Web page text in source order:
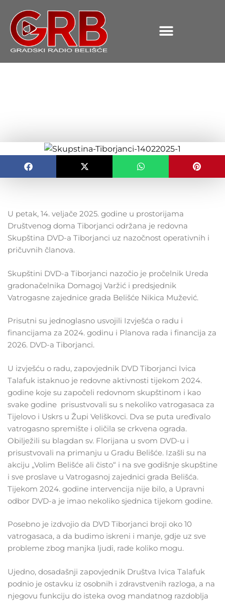
U petak, 14. veljače 2025. godine u prostorijama
Društvenog doma Tiborjanci održana je redovna
Skupština DVD-a Tiborjanci uz nazočnost operativnih i
pričuvnih članova.
Skupštini DVD-a Tiborjanci nazočio je pročelnik Ureda
gradonačelnika Domagoj Varžić i predsjednik
Vatrogasne zajednice grada Belišće Nikica Mužević.
Prisutni su jednoglasno usvojili Izvješća o radu i
financijama za 2024. godinu i Planova rada i financija za
2026. DVD-a Tiborjanci.
U izvješću o radu, zapovjednik DVD Tiborjanci Ivica
Talafuk istaknuo je redovne aktivnosti tijekom 2024.
godine koje su započeli redovnom skupštinom i kao
svake godine prisustvovali su s nekoliko vatrogasaca za
Tijelovo i Uskrs u Župi Veliškovci. Dva se puta uređivalo
vatrogasno spremište i oličila se crkvena ograda.
Obilježili su blagdan sv. Florijana u svom DVD-u i
prisustvovali na primanju u Gradu Belišće. Izašli su na
akciju „Volim Belišće ali čisto“ i na sve godišnje skupštine
i sve proslave u Vatrogasnoj zajednici grada Belišća.
Tijekom 2024. godine intervencija nije bilo, a Upravni
odbor DVD-a je imao nekoliko sjednica tijekom godine.
Posebno je izdvojio da DVD Tiborjanci broji oko 10
vatrogasaca, a da budimo iskreni i manje, gdje uz sve
probleme zbog manjka ljudi, rade koliko mogu.
Ujedno, dosadašnji zapovjednik Društva Ivica Talafuk
podnio je ostavku iz osobnih i zdravstvenih razloga, a na
njegovu funkciju do isteka ovog mandatnog razdoblja